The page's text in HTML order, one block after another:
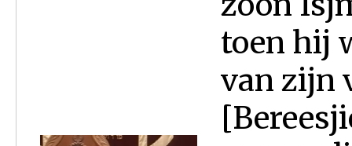
toen hij
van zijn